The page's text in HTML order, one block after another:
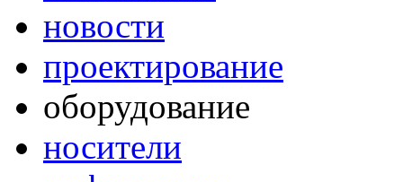
новости
проектирование
оборудование
носители